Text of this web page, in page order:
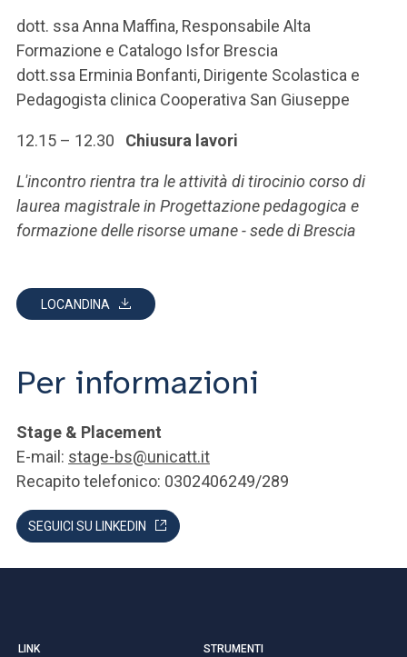
dott. ssa Anna Maffina, Responsabile Alta
Formazione e Catalogo Isfor Brescia
dott.ssa Erminia Bonfanti, Dirigente Scolastica e
Pedagogista clinica Cooperativa San Giuseppe
12.15 – 12.30 Chiusura lavori
L'incontro rientra tra le attività di tirocinio corso di
laurea magistrale in Progettazione pedagogica e
formazione delle risorse umane - sede di Brescia
LOCANDINA
Per informazioni
Stage & Placement
E-mail: stage-bs@unicatt.it
Recapito telefonico: 0302406249/289
SEGUICI SU LINKEDIN
LINK STRUMENTI